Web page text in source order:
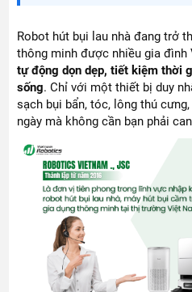
Robot hút bụi lau nhà đang trở
thông minh được nhiều gia
tự động dọn dẹp, tiết kiệm thời
sống. Chỉ với một thiết bị duy
sạch bụi bẩn, tóc, lông thú
ngày mà không cần bạn phải